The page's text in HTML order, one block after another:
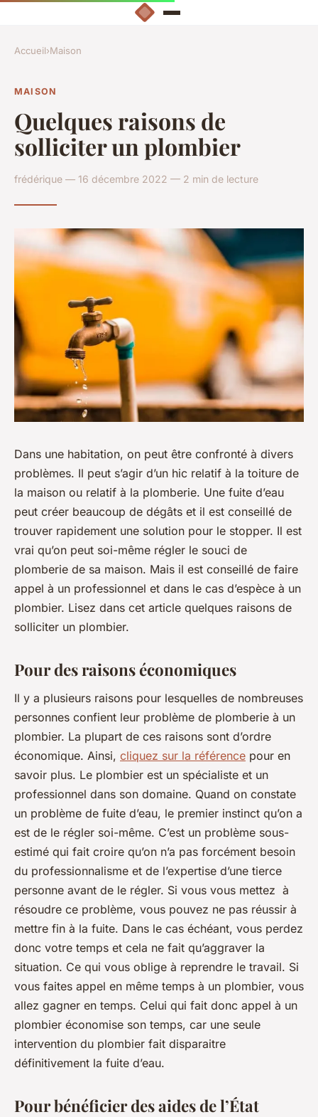
Accueil›Maison
MAISON
Quelques raisons de
solliciter un plombier
frédérique — 16 décembre 2022 — 2 min de lecture
Dans une habitation, on peut être confronté à divers
problèmes. Il peut s’agir d’un hic relatif à la toiture de
la maison ou relatif à la plomberie. Une fuite d’eau
peut créer beaucoup de dégâts et il est conseillé de
trouver rapidement une solution pour le stopper. Il est
vrai qu’on peut soi-même régler le souci de
plomberie de sa maison. Mais il est conseillé de faire
appel à un professionnel et dans le cas d’espèce à un
plombier. Lisez dans cet article quelques raisons de
solliciter un plombier.
Pour des raisons économiques
Il y a plusieurs raisons pour lesquelles de nombreuses
personnes confient leur problème de plomberie à un
plombier. La plupart de ces raisons sont d’ordre
économique. Ainsi, cliquez sur la référence pour en
savoir plus. Le plombier est un spécialiste et un
professionnel dans son domaine. Quand on constate
un problème de fuite d’eau, le premier instinct qu’on a
est de le régler soi-même. C’est un problème sous-
estimé qui fait croire qu’on n’a pas forcément besoin
du professionnalisme et de l’expertise d’une tierce
personne avant de le régler. Si vous vous mettez à
résoudre ce problème, vous pouvez ne pas réussir à
mettre fin à la fuite. Dans le cas échéant, vous perdez
donc votre temps et cela ne fait qu’aggraver la
situation. Ce qui vous oblige à reprendre le travail. Si
vous faites appel en même temps à un plombier, vous
allez gagner en temps. Celui qui fait donc appel à un
plombier économise son temps, car une seule
intervention du plombier fait disparaitre
définitivement la fuite d’eau.
Pour bénéficier des aides de l’État